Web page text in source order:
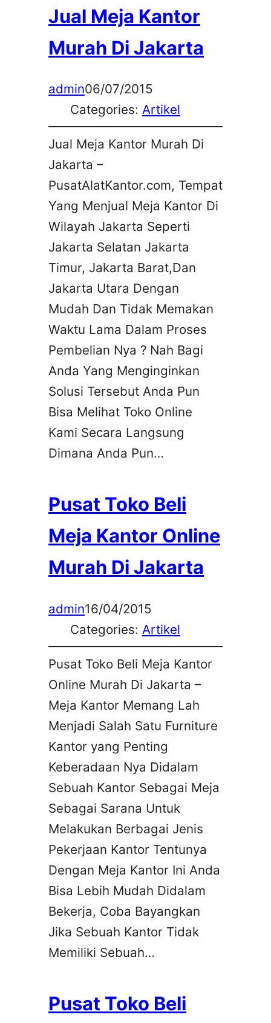
Jual Meja Kantor
Murah Di Jakarta
admin06/07/2015
Categories: Artikel
Jual Meja Kantor Murah Di
Jakarta –
PusatAlatKantor.com, Tempat
Yang Menjual Meja Kantor Di
Wilayah Jakarta Seperti
Jakarta Selatan Jakarta
Timur, Jakarta Barat,Dan
Jakarta Utara Dengan
Mudah Dan Tidak Memakan
Waktu Lama Dalam Proses
Pembelian Nya ? Nah Bagi
Anda Yang Menginginkan
Solusi Tersebut Anda Pun
Bisa Melihat Toko Online
Kami Secara Langsung
Dimana Anda Pun…
Pusat Toko Beli
Meja Kantor Online
Murah Di Jakarta
admin16/04/2015
Categories: Artikel
Pusat Toko Beli Meja Kantor
Online Murah Di Jakarta –
Meja Kantor Memang Lah
Menjadi Salah Satu Furniture
Kantor yang Penting
Keberadaan Nya Didalam
Sebuah Kantor Sebagai Meja
Sebagai Sarana Untuk
Melakukan Berbagai Jenis
Pekerjaan Kantor Tentunya
Dengan Meja Kantor Ini Anda
Bisa Lebih Mudah Didalam
Bekerja, Coba Bayangkan
Jika Sebuah Kantor Tidak
Memiliki Sebuah…
Pusat Toko Beli